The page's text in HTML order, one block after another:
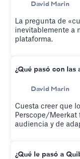
David Marin
La pregunta de
inevitablemente a
plataforma.
¿Qué pasó con
David Marin
Cuesta creer que
Perscope/Meerkat
audiencia y de
¿Qué le pasó a